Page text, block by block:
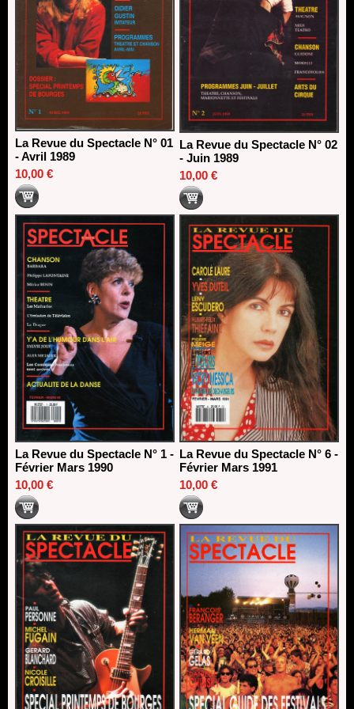
La Revue du Spectacle N° 01
- Avril 1989
10,00 €
La Revue du Spectacle N° 02
- Juin 1989
10,00 €
La Revue du Spectacle N° 1 -
Février Mars 1990
10,00 €
La Revue du Spectacle N° 6 -
Février Mars 1991
10,00 €